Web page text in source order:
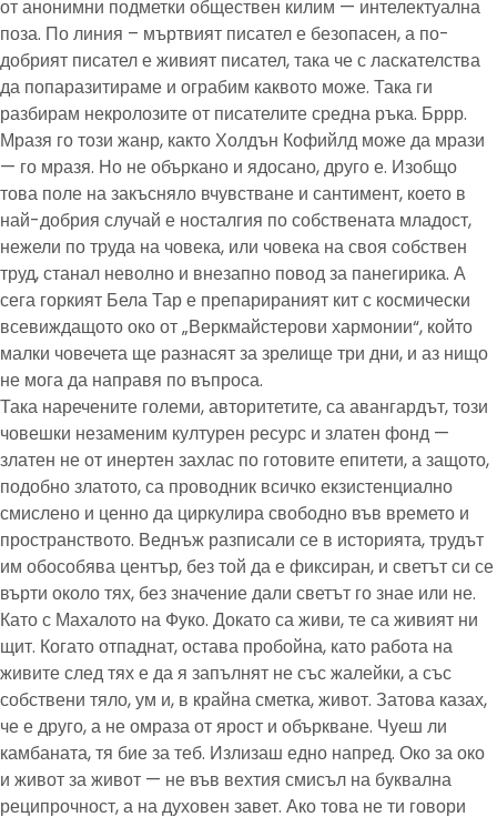
от анонимни подметки обществен килим — интелектуална
поза. По линия – мъртвият писател е безопасен, а по-
добрият писател е живият писател, така че с ласкателства
да попаразитираме и ограбим каквото може. Така ги
разбирам некролозите от писателите средна ръка. Бррр.
Мразя го този жанр, както Холдън Кофийлд може да мрази
— го мразя. Но не объркано и ядосано, друго е. Изобщо
това поле на закъсняло вчувстване и сантимент, което в
най-добрия случай е носталгия по собствената младост,
нежели по труда на човека, или човека на своя собствен
труд, станал неволно и внезапно повод за панегирика. А
сега горкият Бела Тар е препарираният кит с космически
всевиждащото око от „Веркмайстерови хармонии“, който
малки човечета ще разнасят за зрелище три дни, и аз нищо
не мога да направя по въпроса.
Така наречените големи, авторитетите, са авангардът, този
човешки незаменим културен ресурс и златен фонд —
златен не от инертен захлас по готовите епитети, а защото,
подобно златото, са проводник всичко екзистенциално
смислено и ценно да циркулира свободно във времето и
пространството. Веднъж разписали се в историята, трудът
им обособява център, без той да е фиксиран, и светът си се
върти около тях, без значение дали светът го знае или не.
Като с Махалото на Фуко. Докато са живи, те са живият ни
щит. Когато отпаднат, остава пробойна, като работа на
живите след тях е да я запълнят не със жалейки, а със
собствени тяло, ум и, в крайна сметка, живот. Затова казах,
че е друго, а не омраза от ярост и объркване. Чуеш ли
камбаната, тя бие за теб. Излизаш едно напред. Око за око
и живот за живот — не във вехтия смисъл на буквална
реципрочност, а на духовен завет. Ако това не ти говори